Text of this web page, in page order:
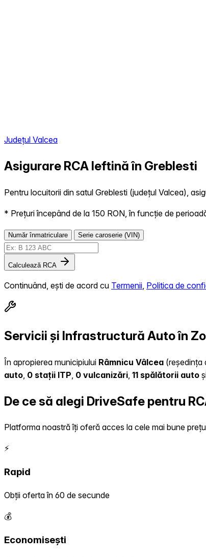
Județul Valcea
Asigurare RCA Ieftină în Greblesti
Pentru locuitorii din satul Greblesti (județul Valcea),
* Prețuri începând de la 150 RON, în funcție de
Număr înmatriculare Serie caroserie (VIN)
Calculează RCA
Continuând, ești de acord cu Termenii Politica de
Servicii și Infrastructură Auto în
În apropierea municipiului Râmnicu Vâlcea (reședința
auto 0 stații ITP 0 vulcanizări 11 spălătorii auto
De ce să alegi DriveSafe pentru
Platforma noastră îți oferă acces la cele mai bune
⚡
Rapid
Obții oferta în 60 de secunde
💰
Economisești